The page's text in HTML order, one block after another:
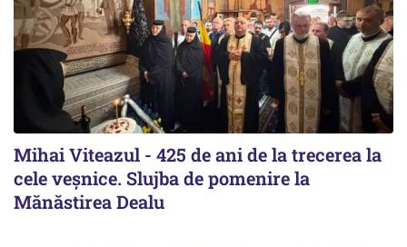
Mihai Viteazul - 425 de ani de la trecerea la
cele veșnice. Slujba de pomenire la
Mănăstirea Dealu